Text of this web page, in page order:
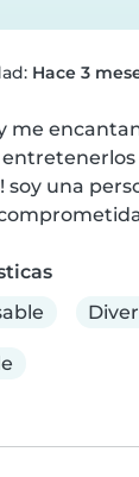
Hace 3
me
soy una